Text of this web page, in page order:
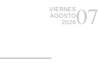
VIERNES
AGOSTO
202607